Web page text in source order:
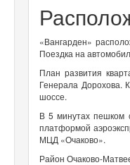
«Вангарден»
Поездка на
План развития
Генерала Дорохова.
шоссе.
В 5 минутах пешком
платформой
МЦД «Очаково».
Район Очаково-